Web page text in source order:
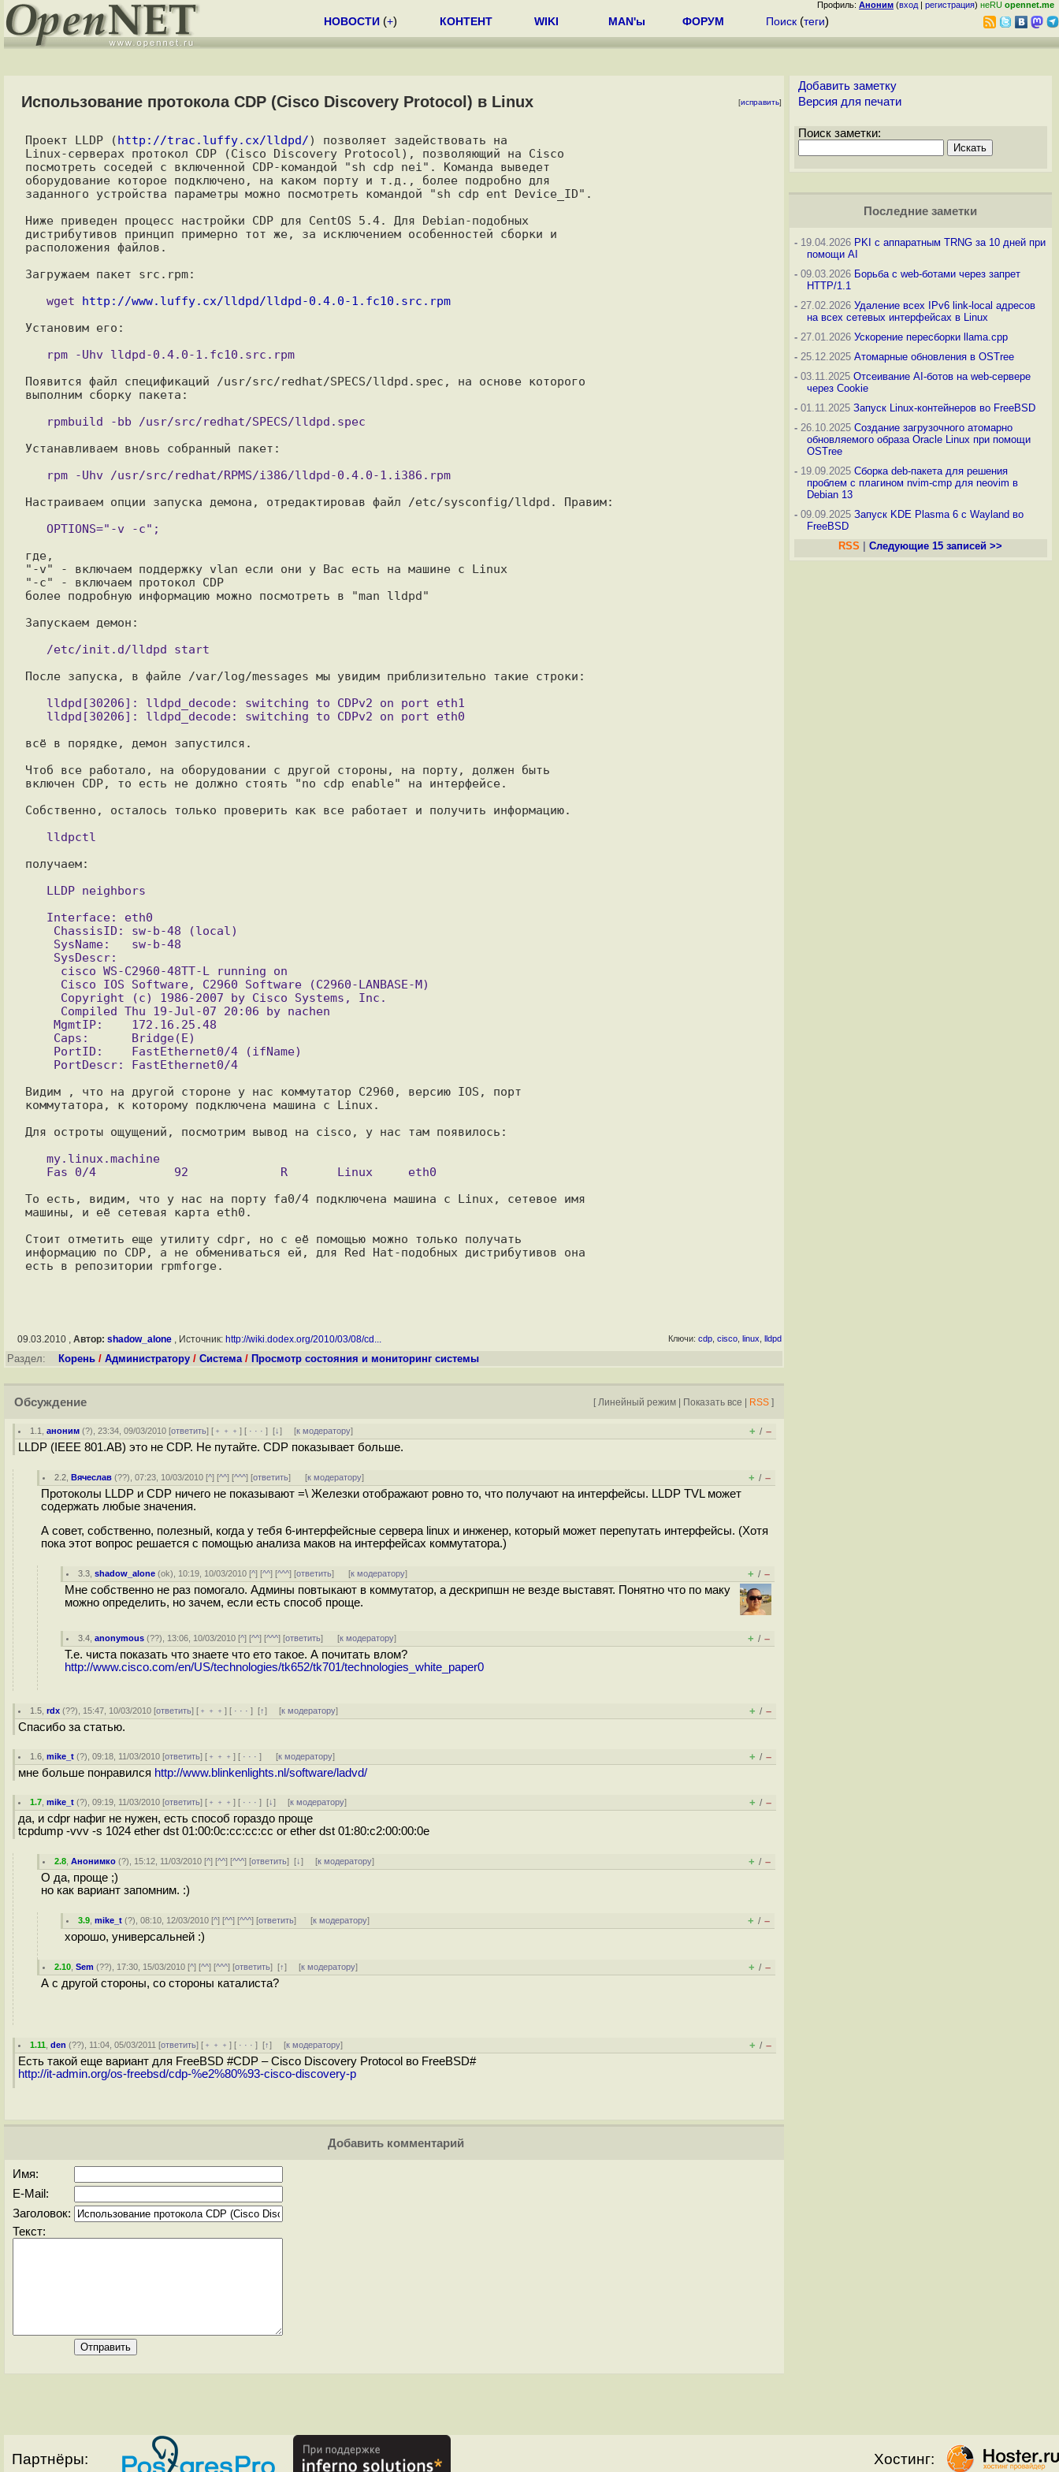
Профиль: Аноним (вход | регистрация) неRU opennet.me
НОВОСТИ (+) КОНТЕНТ WIKI MAN'ы ФОРУМ Поиск (теги)
Использование протокола CDP (Cisco Discovery Protocol) в Linux [исправить]
Проект LLDP (http://trac.luffy.cx/lldpd/) позволяет задействовать на
Linux-серверах протокол CDP (Cisco Discovery Protocol), позволяющий на Cisco
посмотреть соседей с включенной CDP-командой "sh cdp nei". Команда выведет
оборудование которое подключено, на каком порту и т.д., более подробно для
заданного устройства параметры можно посмотреть командой "sh cdp ent Device_ID".
Ниже приведен процесс настройки CDP для CentOS 5.4. Для Debian-подобных
дистрибутивов принцип примерно тот же, за исключением особенностей сборки и
расположения файлов.
Загружаем пакет src.rpm:
   wget
http://www.luffy.cx/lldpd/lldpd-0.4.0-1.fc10.src.rpm
Установим его:
   rpm -Uhv lldpd-0.4.0-1.fc10.src.rpm
Появится файл спецификаций /usr/src/redhat/SPECS/lldpd.spec, на основе которого
выполним сборку пакета:
Устанавливаем вновь собранный пакет:
   rpm -Uhv /usr/src/redhat/RPMS/i386/lldpd-0.4.0-1.i386.rpm
Настраиваем опции запуска демона, отредактировав файл /etc/sysconfig/lldpd. Правим:
где,
"-v" - включаем поддержку vlan если они у Вас есть на машине с Linux
"-c" - включаем протокол CDP
более подробную информацию можно посмотреть в "man lldpd"
Запускаем демон:
После запуска, в файле /var/log/messages мы увидим приблизительно такие строки:
всё в порядке, демон запустился.
Чтоб все работало, на оборудовании с другой стороны, на порту, должен быть
включен CDP, то есть не должно стоять "no cdp enable" на интерфейсе.
Собственно, осталось только проверить как все работает и получить информацию.
получаем:
Видим , что на другой стороне у нас коммутатор C2960, версию IOS, порт
коммутатора, к которому подключена машина с Linux.
Для остроты ощущений, посмотрим вывод на cisco, у нас там появилось:
То есть, видим, что у нас на порту fa0/4 подключена машина с Linux, сетевое имя
машины, и её сетевая карта eth0.
Стоит отметить еще утилиту cdpr, но с её помощью можно только получать
информацию по CDP, а не обмениваться ей, для Red Hat-подобных дистрибутивов она
09.03.2010 , Автор: shadow_alone, Источник: http://wiki.dodex.org/2010/03/08/cd... Ключи: cdp cisco linux lldpd
Раздел: Корень / Администратору / Система/ Просмотр состояния и мониторинг системы
Обсуждение [ Линейный режим | Показать все | RSS ]
1.1 ,аноним (?), 23:34, 09/03/2010 [ответить] [ ﹢﹢﹢] [ · · ·][↓] [к модератору] + / –
LLDP (IEEE 801.AB) это не CDP. Не путайте. СDP показывает больше.
2.2 ,Вячеслав (??), 07:23, 10/03/2010 [^] [^^] [^^^] [ответить] [к модератору] + / –
Протоколы LLDP и CDP ничего не показывают =\ Железки отображают ровно то, что получают на интерфейсы. LLDP TVL может
содержать любые значения.
А совет, собственно, полезный, когда у тебя 6-интерфейсные сервера linux и инженер, который может перепутать интерфейсы. (Хотя
пока этот вопрос решается с помощью анализа маков на интерфейсах коммутатора.)
3.3 ,shadow_alone (ok), 10:19, 10/03/2010 [^] [^^] [^^^] [ответить] [к модератору] + / –
Мне собственно не раз помогало. Админы повтыкают в коммутатор, а дескрипшн не везде выставят. Понятно что по маку
можно определить, но зачем, если есть способ проще.
3.4 ,anonymous (??), 13:06, 10/03/2010 [^] [^^] [^^^] [ответить] [к модератору] + / –
Т.е. чиста показать что знаете что ето такое. А почитать влом?
http://www.cisco.com/en/US/technologies/tk652/tk701/technologies_white_paper0
1.5 ,rdx (??), 15:47, 10/03/2010 [ответить] [ ﹢﹢﹢] [ · · ·][↑] [к модератору] + / –
Спасибо за статью.
1.6 ,mike_t (?), 09:18, 11/03/2010 [ответить] [ ﹢﹢﹢] [ · · ·] [к модератору] + / –
мне больше понравился http://www.blinkenlights.nl/software/ladvd/
1.7 ,mike_t (?), 09:19, 11/03/2010 [ответить] [ ﹢﹢﹢] [ · · ·][↓] [к модератору] + / –
да, и cdpr нафиг не нужен, есть способ гораздо проще
tcpdump -vvv -s 1024 ether dst 01:00:0c:cc:cc:cc or ether dst 01:80:c2:00:00:0e
2.8 ,Анонимко (?), 15:12, 11/03/2010 [^] [^^] [^^^] [ответить][↓] [к модератору] + / –
О да, проще ;)
но как вариант запомним. :)
3.9 ,mike_t (?), 08:10, 12/03/2010 [^] [^^] [^^^] [ответить] [к модератору] + / –
хорошо, универсальней :)
2.10 ,Sem (??), 17:30, 15/03/2010 [^] [^^] [^^^] [ответить][↑] [к модератору] + / –
А с другой стороны, со стороны каталиста?
1.11 ,den (??), 11:04, 05/03/2011 [ответить] [ ﹢﹢﹢] [ · · ·][↑] [к модератору] + / –
Есть такой еще вариант для FreeBSD #CDP – Cisco Discovery Protocol во FreeBSD#
http://it-admin.org/os-freebsd/cdp-%e2%80%93-cisco-discovery-p
Добавить комментарий
Имя:
E-Mail:
Заголовок:
Текст:
Добавить заметку
Версия для печати
Поиск заметки:
Последние заметки
-19.04.2026 PKI с аппаратным TRNG за 10 дней при
помощи AI
-09.03.2026 Борьба с web-ботами через запрет
HTTP/1.1
-27.02.2026 Удаление всех IPv6 link-local адресов
на всех сетевых интерфейсах в Linux
-27.01.2026 Ускорение пересборки llama.cpp
-25.12.2025 Атомарные обновления в OSTree
-03.11.2025 Отсеивание AI-ботов на web-сервере
через Cookie
-01.11.2025 Запуск Linux-контейнеров во FreeBSD
-26.10.2025 Создание загрузочного атомарно
обновляемого образа Oracle Linux при помощи
OSTree
-19.09.2025 Сборка deb-пакета для решения
проблем с плагином nvim-cmp для neovim в
Debian 13
-09.09.2025 Запуск KDE Plasma 6 с Wayland во
FreeBSD
RSS
Следующие 15 записей >>
Партнёры: Хостинг: